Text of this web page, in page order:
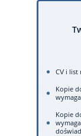
CV i list
Kopie
Kopie